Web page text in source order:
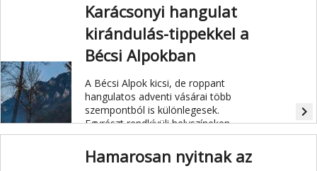
Karácsonyi hangulat
kirándulás-tippekkel a
Bécsi Alpokban
A Bécsi Alpok kicsi, de roppant
hangulatos adventi vásárai több
szempontból is különlegesek.
Egyrészt rendkívüli helyszíneken,
kastélyokban, várudvarokon, városi
és falusi környezetben kerülnek
megrendezésre. Másrészt jól
navigate_next
Hamarosan nyitnak az